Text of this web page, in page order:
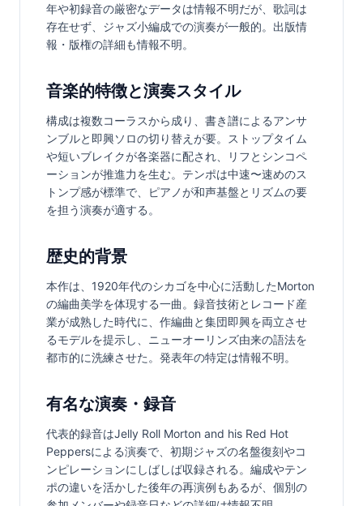
年や初録音の厳密なデータは情報不明だが、歌詞は
存在せず、ジャズ小編成での演奏が一般的。出版情
報・版権の詳細も情報不明。
音楽的特徴と演奏スタイル
構成は複数コーラスから成り、書き譜によるアンサ
ンブルと即興ソロの切り替えが要。ストップタイム
や短いブレイクが各楽器に配され、リフとシンコペ
ーションが推進力を生む。テンポは中速〜速めのス
トンプ感が標準で、ピアノが和声基盤とリズムの要
を担う演奏が適する。
歴史的背景
本作は、1920年代のシカゴを中心に活動したMorton
の編曲美学を体現する一曲。録音技術とレコード産
業が成熟した時代に、作編曲と集団即興を両立させ
るモデルを提示し、ニューオーリンズ由来の語法を
都市的に洗練させた。発表年の特定は情報不明。
有名な演奏・録音
代表的録音はJelly Roll Morton and his Red Hot
Peppersによる演奏で、初期ジャズの名盤復刻やコ
ンピレーションにしばしば収録される。編成やテン
ポの違いを活かした後年の再演例もあるが、個別の